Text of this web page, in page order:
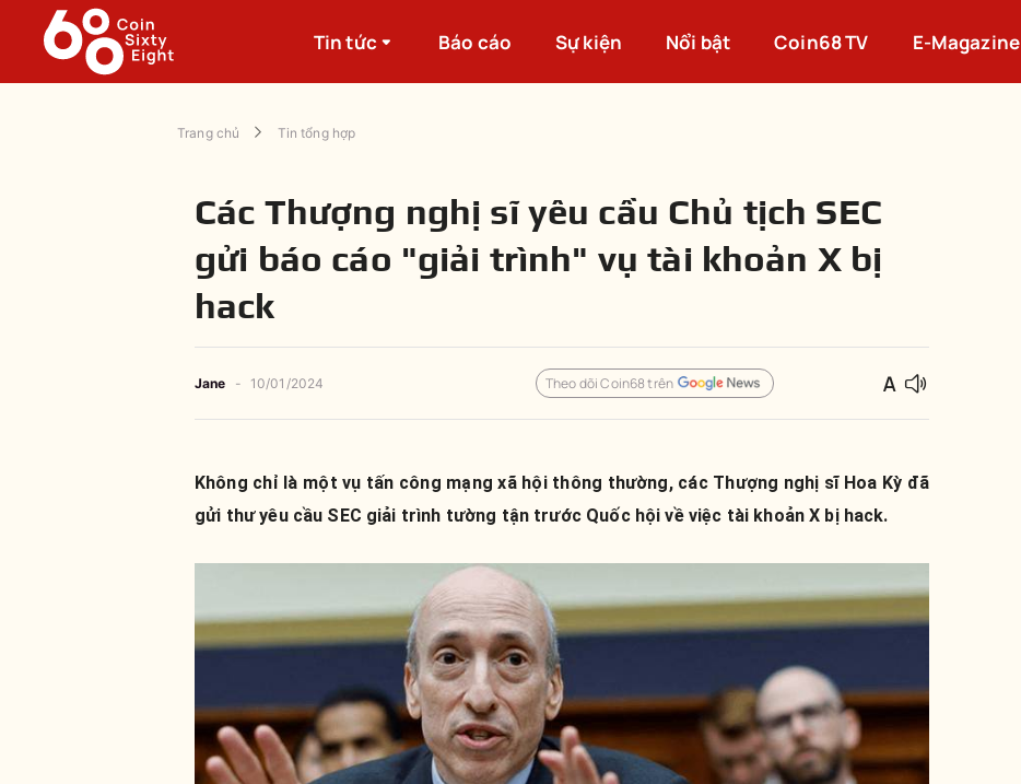
Tin tức Báo cáo Sự kiện Nổi bật Coin68 TV E-Magazine
Trang chủ Tin tổng hợp
Các Thượng nghị sĩ yêu cầu Chủ tịch SEC
gửi báo cáo "giải trình" vụ tài khoản X bị
hack
Jane - 10/01/2024 Theo dõi Coin68 trên
Không chỉ là một vụ tấn công mạng xã hội thông thường, các Thượng nghị sĩ Hoa Kỳ đã
gửi thư yêu cầu SEC giải trình tường tận trước Quốc hội về việc tài khoản X bị hack.